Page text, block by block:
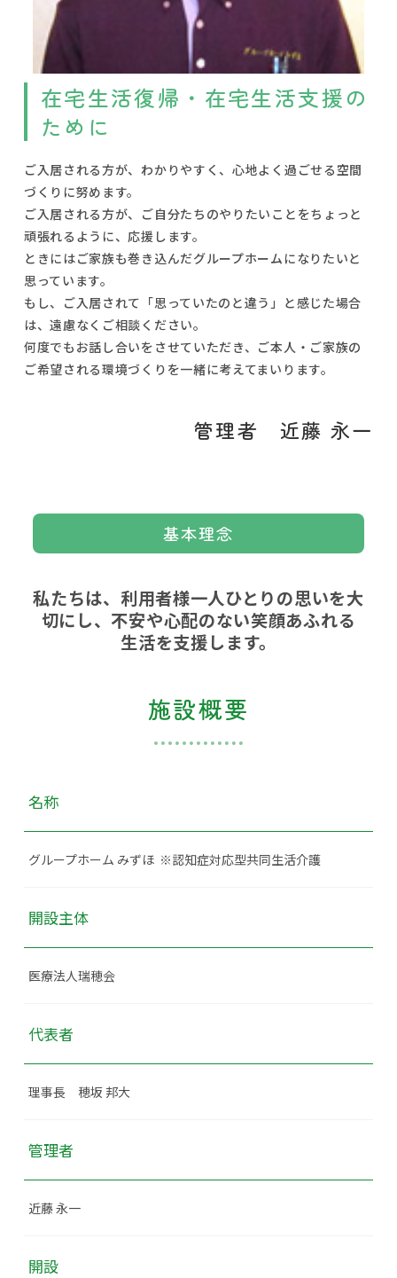
在宅生活復帰・在宅生活支援の
ために
ご入居される方が、わかりやすく、心地よく過ごせる空間
づくりに努めます。
ご入居される方が、ご自分たちのやりたいことをちょっと
頑張れるように、応援します。
ときにはご家族も巻き込んだグループホームになりたいと
思っています。
もし、ご入居されて「思っていたのと違う」と感じた場合
は、遠慮なくご相談ください。
何度でもお話し合いをさせていただき、ご本人・ご家族の
ご希望される環境づくりを一緒に考えてまいります。
管理者 近藤 永一
基本理念
私たちは、利用者様一人ひとりの思いを大
切にし、不安や心配のない笑顔あふれる
生活を支援します。
施設概要
名称
グループホーム みずほ ※認知症対応型共同生活介護
開設主体
医療法人瑞穂会
代表者
理事長 穂坂 邦大
管理者
近藤 永一
開設